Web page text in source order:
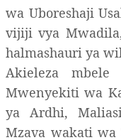
wa Uboreshaji
vijiji vya
halmashauri ya
Akieleza
Mwenyekiti wa
ya Ardhi,
Mzava wakati